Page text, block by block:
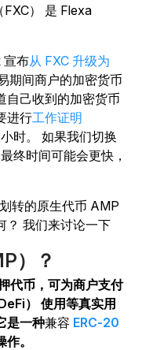
） 是 Flexa
宣布从 FXC 升级为
期间商户的加密货币
自己收到的加密货币
进行工作证明
时。
如果我们切换
终时间可能会更快，
转的原生代币 AMP
？ 我们来讨论一下
）？
代币，可为商户支付
） 使用等真实用
是一种兼容 ERC-20
。